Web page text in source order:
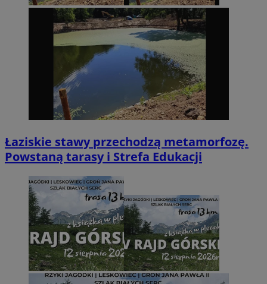
Łaziskie stawy przechodzą metamorfozę.
Powstaną tarasy i Strefa Edukacji